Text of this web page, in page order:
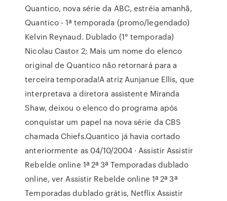
Quantico, nova série da ABC, estréia amanhã,
Quantico - 1ª temporada (promo/legendado)
Kelvin Reynaud. Dublado (1° temporada)
Nicolau Castor 2; Mais um nome do elenco
original de Quantico não retornará para a
terceira temporada!A atriz Aunjanue Ellis, que
interpretava a diretora assistente Miranda
Shaw, deixou o elenco do programa após
conquistar um papel na nova série da CBS
chamada Chiefs.Quantico já havia cortado
anteriormente as 04/10/2004 · Assistir Assistir
Rebelde online 1ª 2ª 3ª Temporadas dublado
online, ver Assistir Rebelde online 1ª 2ª 3ª
Temporadas dublado grátis, Netflix Assistir